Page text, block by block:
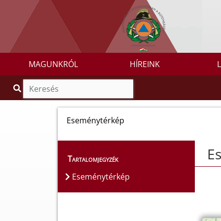
MAGUNKRÓL HÍREINK
Eseménytérkép
Tartalomjegyzék
Eseménytérkép